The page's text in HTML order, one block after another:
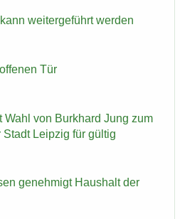
wei­ter­ge­führt wer­den
Tür
Wahl von Burk­hard Jung zum
Leip­zig für gül­tig
ge­neh­migt Haus­halt der